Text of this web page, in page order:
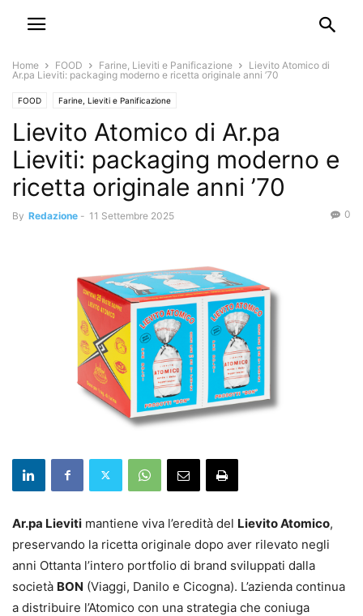
Home FOOD Farine, Lieviti e Panificazione
Lievito Atomico di
Ar.pa Lieviti: packaging moderno e ricetta originale anni ’70
FOOD Farine, Lieviti e Panificazione
Lievito Atomico di Ar.pa
Lieviti: packaging moderno e
ricetta originale anni ’70
By Redazione - 11 Settembre 2025 0
Ar.pa Lieviti mantiene viva l’eredità del Lievito Atomico,
preservando la ricetta originale dopo aver rilevato negli
anni Ottanta l’intero portfolio di brand sviluppati dalla
società BON (Viaggi, Danilo e Cicogna). L’azienda continua
a distribuire l’Atomico con una strategia che coniuga